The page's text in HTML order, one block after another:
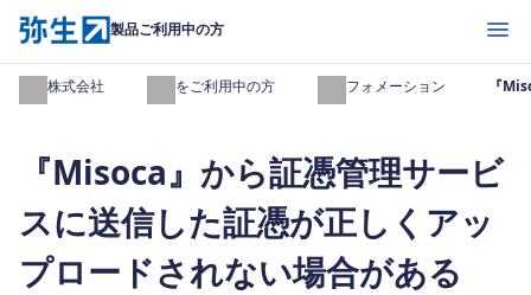
製品ご利用中の方 開く
弥生株式会社 製品をご利用中の方 インフォメーション 『
『Misoca』から証憑管理サービ
スに送信した証憑が正しくアッ
プロードされない場合がある